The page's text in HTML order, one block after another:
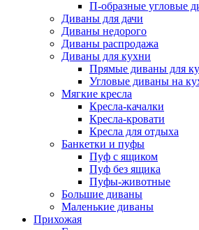
П-образные угловые
Диваны для дачи
Диваны недорого
Диваны распродажа
Диваны для кухни
Прямые диваны для
Угловые диваны на
Мягкие кресла
Кресла-качалки
Кресла-кровати
Кресла для отдыха
Банкетки и пуфы
Пуф с ящиком
Пуф без ящика
Пуфы-животные
Большие диваны
Маленькие диваны
Прихожая